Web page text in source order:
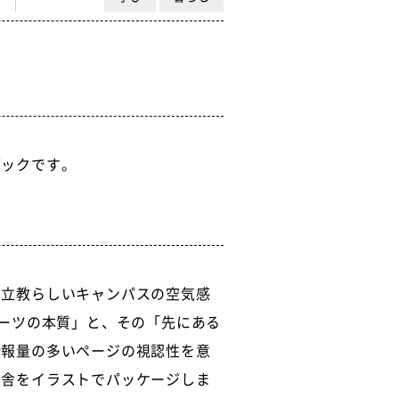
クです。
教らしいキャンパスの空気感
ツの本質」と、その「先にある
量の多いページの視認性を意
をイラストでパッケージしま